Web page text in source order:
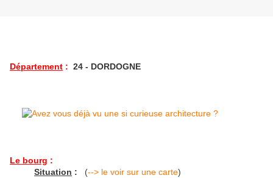
Département : 24 - DORDOGNE
Le bourg :
Situation : (--> le voir sur une carte)